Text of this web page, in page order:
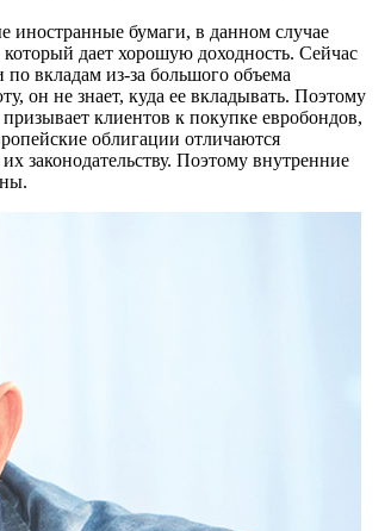
бумаги, в данном случае
дает хорошую доходность. Сейчас
вкладам из-за большого объема
он не знает, куда ее вкладывать. Поэтому
клиентов к покупке евробондов,
облигации отличаются
законодательству. Поэтому внутренние